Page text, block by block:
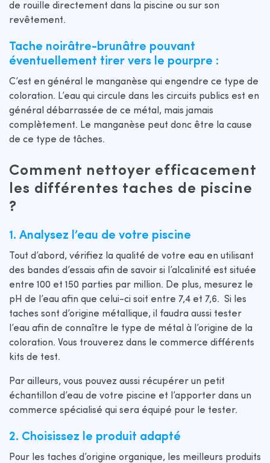
de rouille directement dans la piscine ou sur son
revêtement.
Tache noirâtre-brunâtre pouvant
éventuellement tirer vers le pourpre :
C’est en général le manganèse qui engendre ce type de
coloration. L’eau qui circule dans les circuits publics est en
général débarrassée de ce métal, mais jamais
complètement. Le manganèse peut donc être la cause
de ce type de tâches.
Comment nettoyer efficacement
les différentes taches de piscine
?
1. Analysez l’eau de votre piscine
Tout d’abord, vérifiez la qualité de votre eau en utilisant
des bandes d’essais afin de savoir si l’alcalinité est située
entre 100 et 150 parties par million. De plus, mesurez le
pH de l’eau afin que celui-ci soit entre 7,4 et 7,6. Si les
taches sont d’origine métallique, il faudra aussi tester
l’eau afin de connaître le type de métal à l’origine de la
coloration. Vous trouverez dans le commerce différents
kits de test.
Par ailleurs, vous pouvez aussi récupérer un petit
échantillon d’eau de votre piscine et l’apporter dans un
commerce spécialisé qui sera équipé pour le tester.
2. Choisissez le produit adapté
Pour les taches d’origine organique, les meilleurs produits